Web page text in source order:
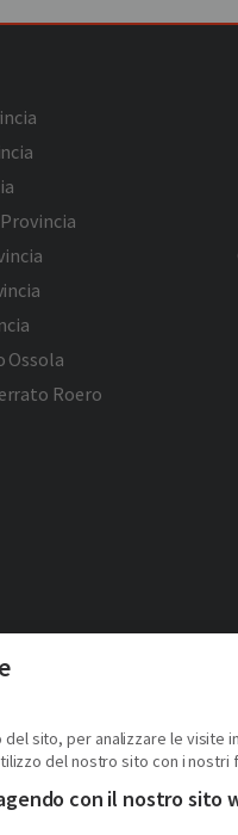
Ossola
Roero
sito, per analizzare le visite
del nostro sito con i
con il nostro